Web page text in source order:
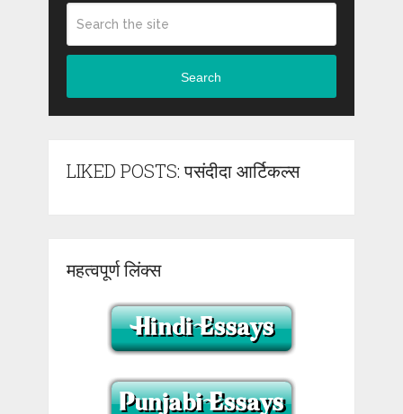
Search
LIKED POSTS: पसंदीदा आर्टिकल्स
महत्वपूर्ण लिंक्स